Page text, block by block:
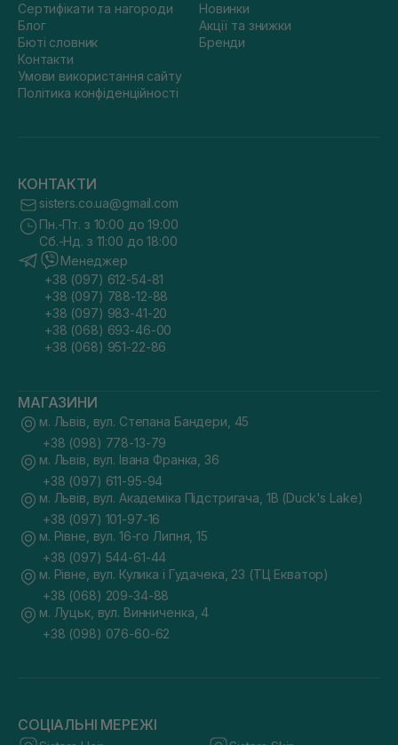
Сертифікати та нагороди
Блог
Бюті словник
Контакти
Умови використання сайту
Політика конфіденційності
Новинки
Акції та знижки
Бренди
КОНТАКТИ
sisters.co.ua@gmail.com
Пн.-Пт. з 10:00 до 19:00
Сб.-Нд. з 11:00 до 18:00
Менеджер
+38 (097) 612-54-81
+38 (097) 788-12-88
+38 (097) 983-41-20
+38 (068) 693-46-00
+38 (068) 951-22-86
МАГАЗИНИ
м. Львів, вул. Степана Бандери, 45
+38 (098) 778-13-79
м. Львів, вул. Івана Франка, 36
+38 (097) 611-95-94
м. Львів, вул. Академіка Підстригача, 1В (Duck's Lake)
+38 (097) 101-97-16
м. Рівне, вул. 16-го Липня, 15
+38 (097) 544-61-44
м. Рівне, вул. Кулика і Гудачека, 23 (ТЦ Екватор)
+38 (068) 209-34-88
м. Луцьк, вул. Винниченка, 4
+38 (098) 076-60-62
СОЦІАЛЬНІ МЕРЕЖІ